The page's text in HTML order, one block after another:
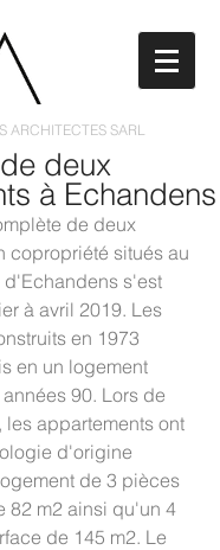
ARCHITECTES SARL
deux
à Echandens
de deux
copropriété situés au
s'est
à avril 2019. Les
en 1973
en un logement
90. Lors de
les appartements ont
d'origine
de 3 pièces
82 m2 ainsi qu'un 4
de 145 m2. Le